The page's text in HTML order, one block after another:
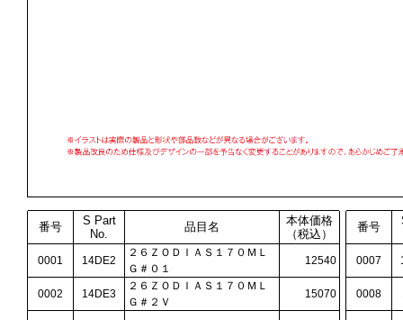
番号
S Part
No.
品目名
本体価格
（税込）
番号
0001 14DE2
２６ＺＯＤＩＡＳ１７０ＭＬ
Ｇ＃０１
12540 0007
0002 14DE3
２６ＺＯＤＩＡＳ１７０ＭＬ
Ｇ＃２Ｖ
15070 0008